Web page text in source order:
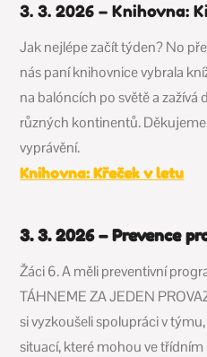
3. 3. 2026 – Knihovna:
Jak nejlépe začít týden? No
nás paní knihovnice vybrala
na balóncích po světě a zažívá
různých kontinentů.
vyprávění.
Knihovna: Křeček v letu
3. 3. 2026 – Prevence
Žáci 6. A měli preventivní
TÁHNEME ZA JEDEN
si vyzkoušeli spolupráci v
situací, které mohou ve